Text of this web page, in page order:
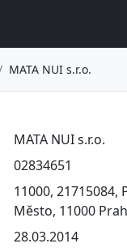
MATA NUI s.r.o.
MATA NUI s.r.o.
02834651
11000, 21715084,
Město, 11000
28.03.2014